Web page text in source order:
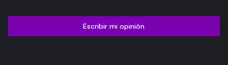
Escribir mi opinión